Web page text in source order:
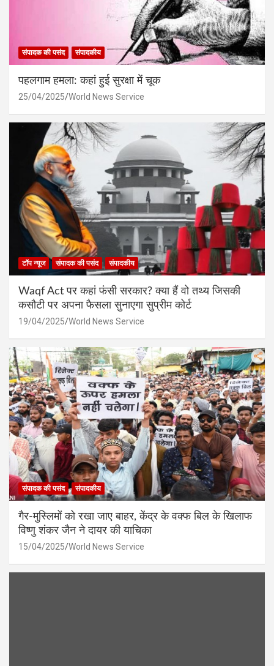
संपादक की पसंद संपादकीय
पहलगाम हमला: कहां हुई सुरक्षा में चूक
25/04/2025 World News Service
टॉप न्यूज संपादक की पसंद संपादकीय
Waqf Act पर कहां फंसी सरकार? क्या हैं वो तथ्य जिसकी
कसौटी पर अपना फैसला सुनाएगा सुप्रीम कोर्ट
19/04/2025 World News Service
संपादक की पसंद संपादकीय
गैर-मुस्लिमों को रखा जाए बाहर, केंद्र के वक्फ बिल के खिलाफ
विष्णु शंकर जैन ने दायर की याचिका
15/04/2025 World News Service